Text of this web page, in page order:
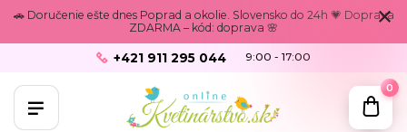
🚗 Doručenie ešte dnes Poprad a okolie. Slovensko do 24h 💗 Doprava
ZDARMA – kód: doprava 🌸
+421 911 295 044 9:00 - 17:00
0